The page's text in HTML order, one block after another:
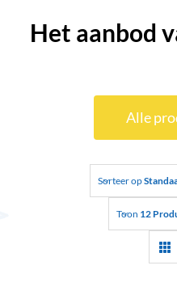
Het aanbod
Alle
Sorteer op
Toon 12